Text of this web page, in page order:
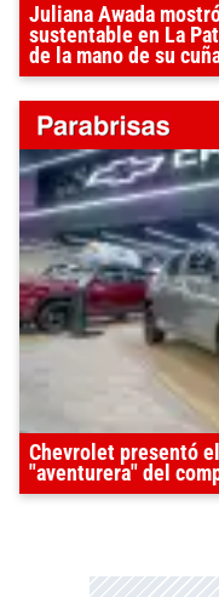
Juliana Awada
sustentable en La
de la mano de su
Chevrolet presentó
"aventurera" del